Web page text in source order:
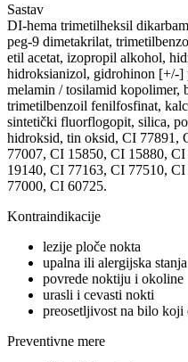
Sastav
DI-hema trimetilheksil
peg-9 dimetakrilat,
etil acetat, izopropil alkohol,
hidroksianizol, gidrohinon [+/-]
melamin / tosilamid kopolimer,
trimetilbenzoil fenilfosfinat,
sintetički fluorflogopit, silica,
hidroksid, tin oksid, CI 77891,
77007, CI 15850, CI 15880,
19140, CI 77163, CI 77510,
77000, CI 60725.
Kontraindikacije
lezije ploče nokta
upalna ili alergijska stanja
povrede noktiju i okoline
urasli i cevasti nokti
preosetljivost na bilo koji
Preventivne mere